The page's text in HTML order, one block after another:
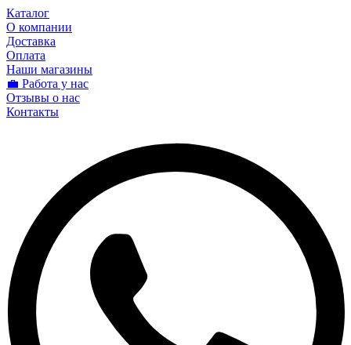
Каталог
О компании
Доставка
Оплата
Наши магазины
💼 Работа у нас
Отзывы о нас
Контакты